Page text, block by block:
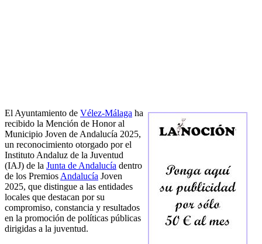
El Ayuntamiento de Vélez-Málaga ha
recibido la Mención de Honor al
Municipio Joven de Andalucía 2025,
un reconocimiento otorgado por el
Instituto Andaluz de la Juventud
(IAJ) de la Junta de Andalucía dentro
de los Premios Andalucía Joven
2025, que distingue a las entidades
locales que destacan por su
compromiso, constancia y resultados
en la promoción de políticas públicas
dirigidas a la juventud.